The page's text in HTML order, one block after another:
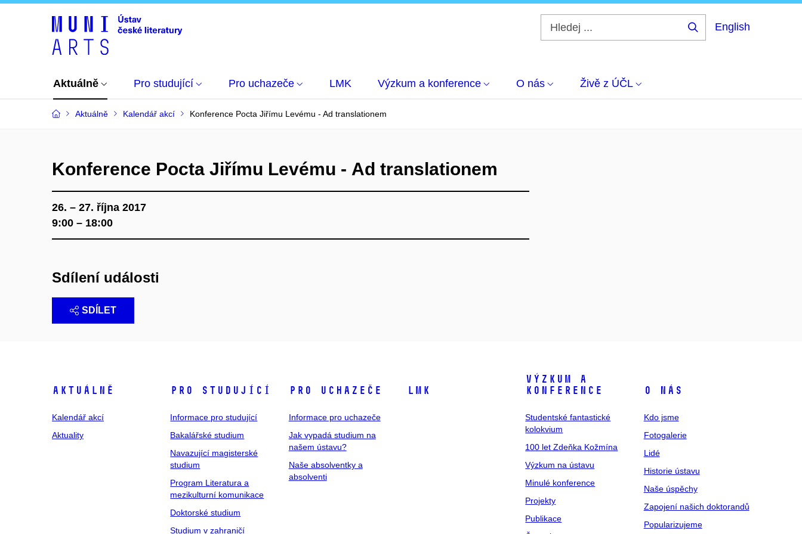
English
Aktuálně Pro studující Pro uchazeče LMK Výzkum a konference O nás Živě z ÚČL
Aktuálně Kalendář akcí Konference Pocta Jiřímu Levému - Ad translationem
Konference Pocta Jiřímu Levému - Ad translationem
26. – 27. října 2017
9:00 – 18:00
Sdílení události
SDÍLET
Aktuálně
Kalendář akcí
Aktuality
Pro studující
Informace pro studující
Bakalářské studium
Navazující magisterské
studium
Program Literatura a
mezikulturní komunikace
Doktorské studium
Studium v zahraničí
Pro uchazeče
Informace pro uchazeče
Jak vypadá studium na
našem ústavu?
Naše absolventky a
absolventi
LMK
Výzkum a
konference
Studentské fantastické
kolokvium
100 let Zdeňka Kožmína
Výzkum na ústavu
Minulé konference
Projekty
Publikace
O nás
Kdo jsme
Fotogalerie
Lidé
Historie ústavu
Naše úspěchy
Zapojení našich doktorandů
Popularizujeme